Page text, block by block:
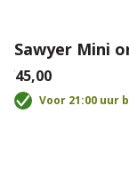
Sawyer Mini
€45,00
Voor 21:00 uur